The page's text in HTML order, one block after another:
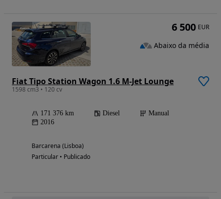
Fiat Tipo Station Wagon 1.6 M-Jet Lounge
1598 cm3 • 120 cv
171 376 km Diesel
Manual
2016
Barcarena (Lisboa)
Particular • Publicado
6 500 EUR
Abaixo da média